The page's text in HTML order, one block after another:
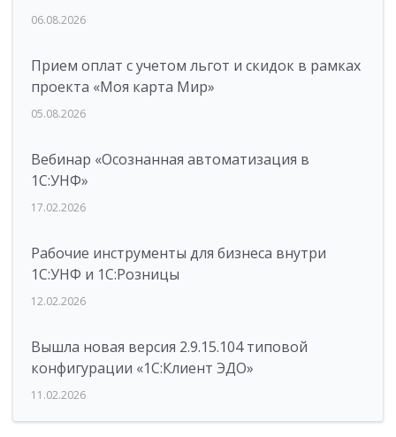
06.08.2026
Прием оплат с учетом льгот и скидок в рамках
проекта «Моя карта Мир»
05.08.2026
Вебинар «Осознанная автоматизация в
1С:УНФ»
17.02.2026
Рабочие инструменты для бизнеса внутри
1С:УНФ и 1С:Розницы
12.02.2026
Вышла новая версия 2.9.15.104 типовой
конфигурации «1С:Клиент ЭДО»
11.02.2026